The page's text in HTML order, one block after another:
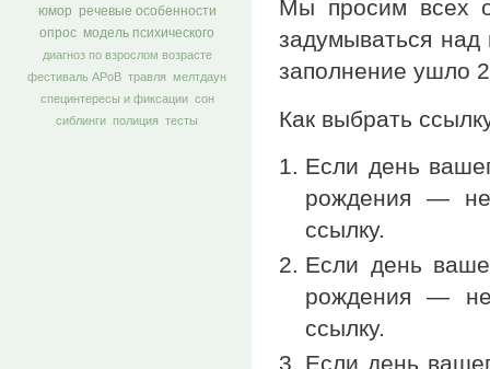
юмор
речевые особенности
опрос модель психического
диагноз по взрослом возрасте
фестиваль АРоВ травля мелтдаун
специнтересы и фиксации сон
сиблинги полиция тесты
Мы просим всех
задумываться
заполнение ушло
Как выбрать
Если день
рождения —
ссылку.
Если день
рождения —
ссылку.
Если день